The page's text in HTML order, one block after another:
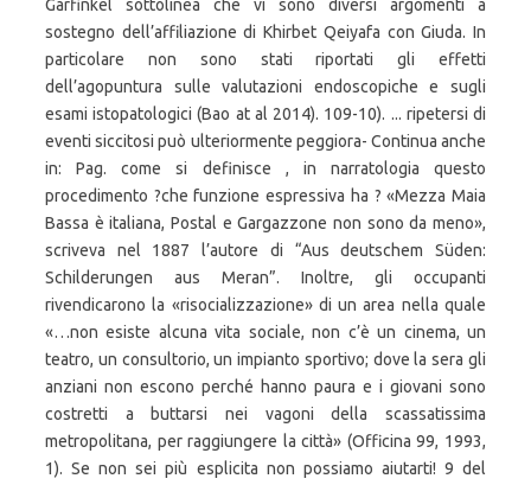
Garfinkel sottolinea che vi sono diversi argomenti a
sostegno dell’affiliazione di Khirbet Qeiyafa con Giuda. In
particolare non sono stati riportati gli effetti
dell’agopuntura sulle valutazioni endoscopiche e sugli
esami istopatologici (Bao at al 2014). 109-10). ... ripetersi di
eventi siccitosi può ulteriormente peggiora- Continua anche
in: Pag. come si definisce , in narratologia questo
procedimento ?che funzione espressiva ha ? «Mezza Maia
Bassa è italiana, Postal e Gargazzone non sono da meno»,
scriveva nel 1887 l’autore di “Aus deutschem Süden:
Schilderungen aus Meran”. Inoltre, gli occupanti
rivendicarono la «risocializzazione» di un area nella quale
«…non esiste alcuna vita sociale, non c’è un cinema, un
teatro, un consultorio, un impianto sportivo; dove la sera gli
anziani non escono perché hanno paura e i giovani sono
costretti a buttarsi nei vagoni della scassatissima
metropolitana, per raggiungere la città» (Officina 99, 1993,
1). Se non sei più esplicita non possiamo aiutarti! 9 del